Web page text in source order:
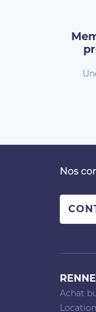
Nos
Achat